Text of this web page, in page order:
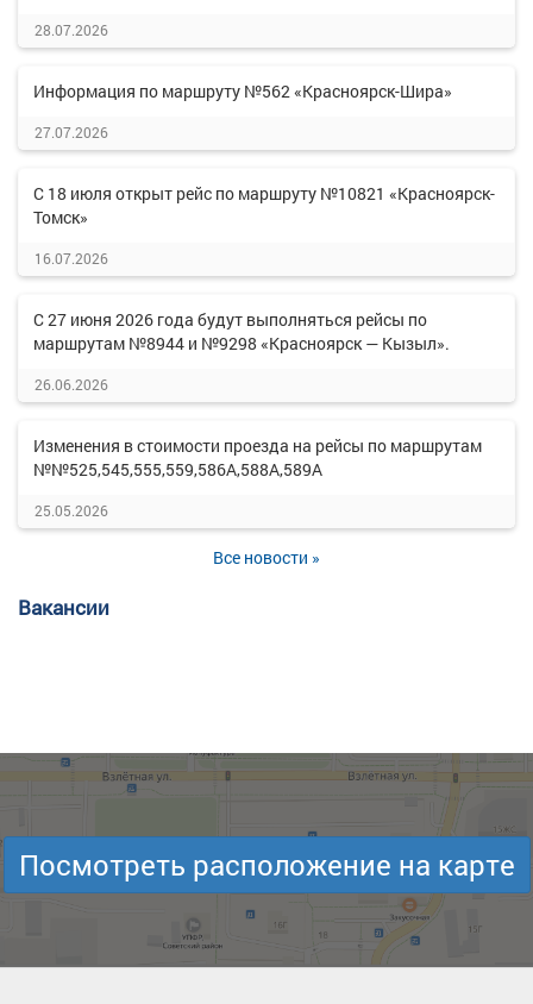
28.07.2026
Информация по маршруту №562 «Красноярск-Шира»
27.07.2026
С 18 июля открыт рейс по маршруту №10821 «Красноярск-
Томск»
16.07.2026
С 27 июня 2026 года будут выполняться рейсы по
маршрутам №8944 и №9298 «Красноярск — Кызыл».
26.06.2026
Изменения в стоимости проезда на рейсы по маршрутам
№№525,545,555,559,586А,588А,589А
25.05.2026
Все новости »
Вакансии
Посмотреть расположение на карте